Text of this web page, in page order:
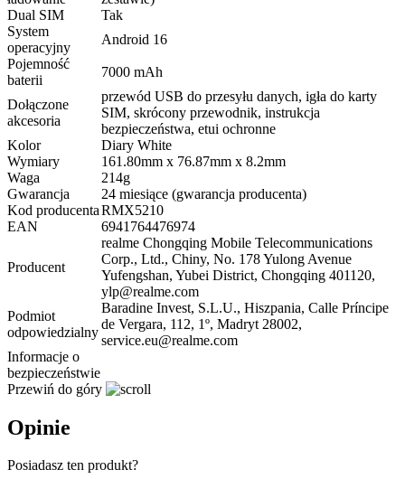
Dual SIM
Tak
System
operacyjny
Android 16
Pojemność
baterii
7000 mAh
Dołączone
akcesoria
przewód USB do przesyłu danych, igła do karty
SIM, skrócony przewodnik, instrukcja
bezpieczeństwa, etui ochronne
Kolor
Diary White
Wymiary
161.80mm x 76.87mm x 8.2mm
Waga
214g
Gwarancja
24 miesiące (gwarancja producenta)
Kod producentaRMX5210
EAN
6941764476974
Producent
realme Chongqing Mobile Telecommunications
Corp., Ltd., Chiny, No. 178 Yulong Avenue
Yufengshan, Yubei District, Chongqing 401120,
ylp@realme.com
Podmiot
odpowiedzialny
Baradine Invest, S.L.U., Hiszpania, Calle Príncipe
de Vergara, 112, 1º, Madryt 28002,
service.eu@realme.com
Informacje o
bezpieczeństwie
Przewiń do góry
Opinie
Posiadasz ten produkt?